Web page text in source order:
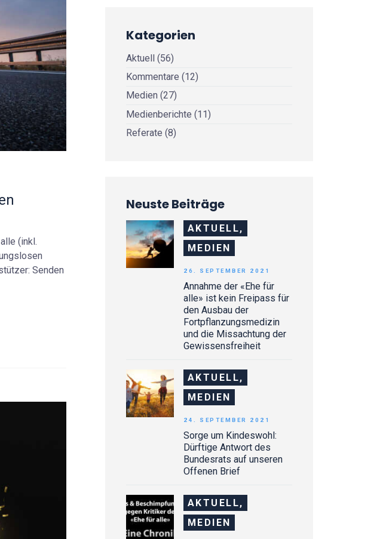
(inkl.
Senden
Kategorien
Aktuell (56)
Kommentare (12)
Medien (27)
Medienberichte (11)
Referate (8)
Neuste Beiträge
AKTUELL,
MEDIEN
Annahme der «Ehe für
alle» ist kein Freipass für
den Ausbau der
Fortpflanzungsmedizin
und die Missachtung der
Gewissensfreiheit
26. SEPTEMBER 2021
AKTUELL,
MEDIEN
Sorge um Kindeswohl:
Dürftige Antwort des
Bundesrats auf unseren
Offenen Brief
24. SEPTEMBER 2021
AKTUELL,
MEDIEN